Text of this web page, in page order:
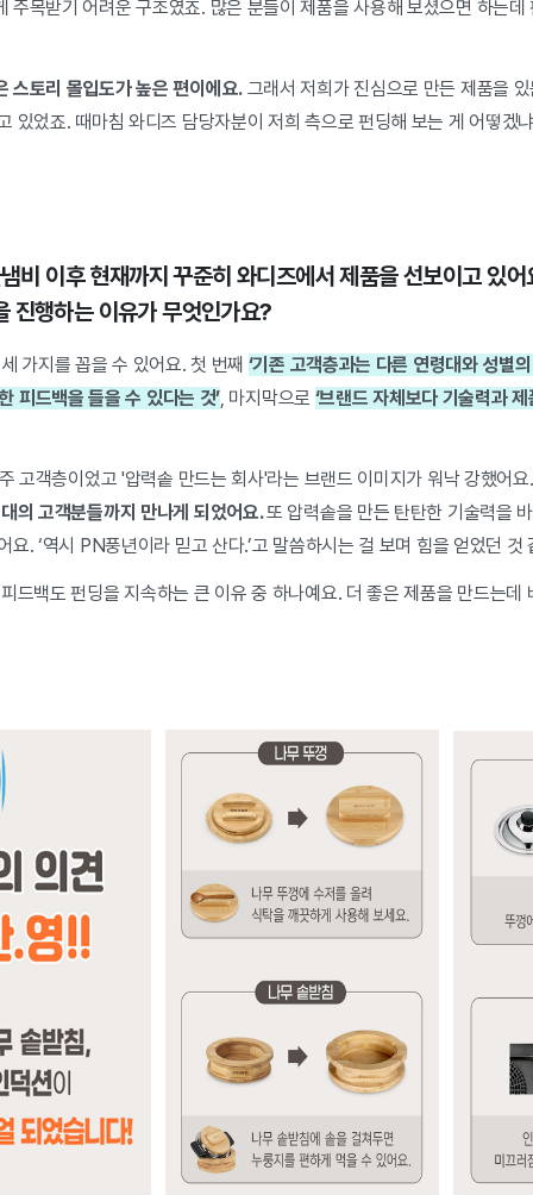
주목받기 어려운 구조였죠. 많은 분들이 제품을 사용해 보셨으면 하는
스토리 몰입도가 높은 편이에요.그래서 저희가 진심으로 만든 제품을
있었죠. 때마침 와디즈 담당자분이 저희 측으로 펀딩해 보는 게 어떻겠
비 이후 현재까지 꾸준히 와디즈에서 제품을 선보이고 있어
진행하는 이유가 무엇인가요?
가지를 꼽을 수 있어요. 첫 번째 ‘기존 고객층과는 다른 연령대와 성별
피드백을 들을 수 있다는 것’, 마지막으로 ‘브랜드 자체보다 기술력과
고객층이었고 '압력솥 만드는 회사'라는 브랜드 이미지가 워낙 강했어
의 고객분들까지 만나게 되었어요.또 압력솥을 만든 탄탄한 기술력을
요. ‘역시 PN풍년이라 믿고 산다.’고 말씀하시는 걸 보며 힘을 얻었던 것
드백도 펀딩을 지속하는 큰 이유 중 하나예요. 더 좋은 제품을 만드는데